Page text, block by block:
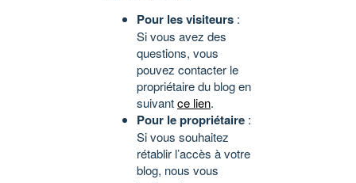
Pour les visiteurs :
Si vous avez des
questions, vous
pouvez contacter le
propriétaire du blog en
suivantce lien.
Pour le propriétaire :
Si vous souhaitez
rétablir l’accès à votre
blog, nous vous